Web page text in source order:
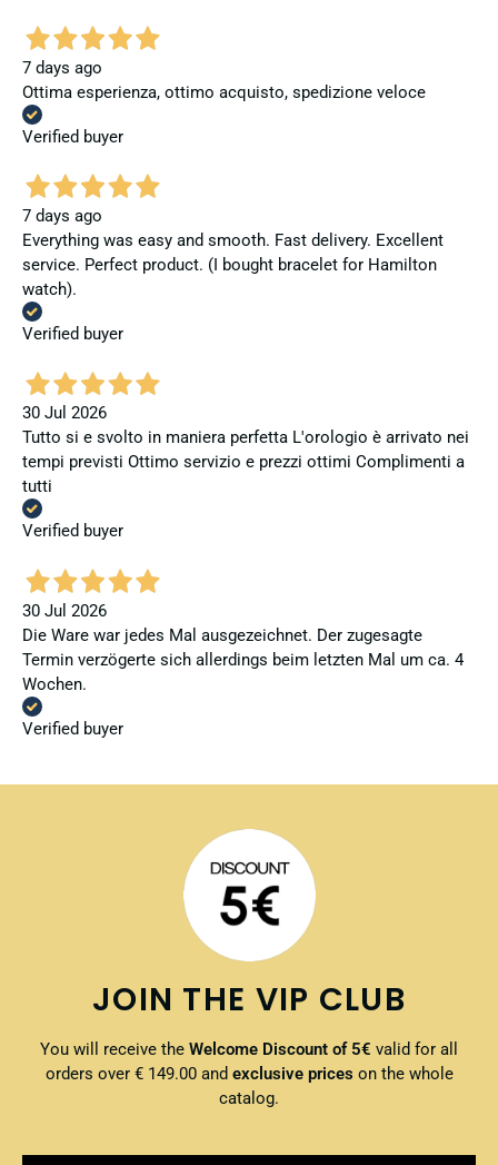
7 days ago
Ottima esperienza, ottimo acquisto, spedizione veloce
Verified buyer
7 days ago
Everything was easy and smooth. Fast delivery. Excellent
service. Perfect product. (I bought bracelet for Hamilton
watch).
Verified buyer
30 Jul 2026
Tutto si e svolto in maniera perfetta L'orologio è arrivato nei
tempi previsti Ottimo servizio e prezzi ottimi Complimenti a
tutti
Verified buyer
30 Jul 2026
Die Ware war jedes Mal ausgezeichnet. Der zugesagte
Termin verzögerte sich allerdings beim letzten Mal um ca. 4
Wochen.
Verified buyer
JOIN THE VIP CLUB
You will receive the Welcome Discount of 5€ valid for all
orders over € 149.00 and exclusive prices on the whole
catalog.